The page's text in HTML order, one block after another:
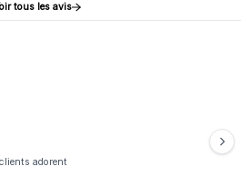
tous les avis
adorent